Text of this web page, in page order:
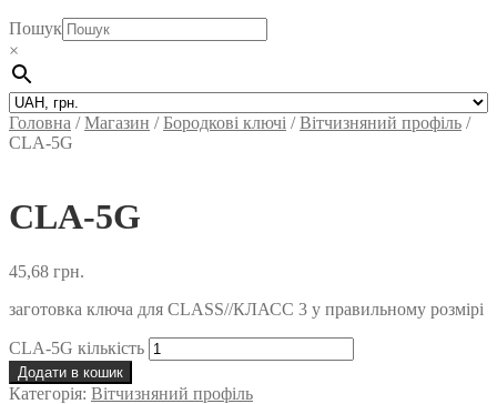
Пошук
×
Головна /Магазин /Бородкові ключі /Вітчизняний профіль /
CLA-5G
CLA-5G
45,68 грн.
заготовка ключа для CLASS//КЛАСС 3 у правильному розмірі
CLA-5G кількість
Додати в кошик
Категорія: Вітчизняний профіль